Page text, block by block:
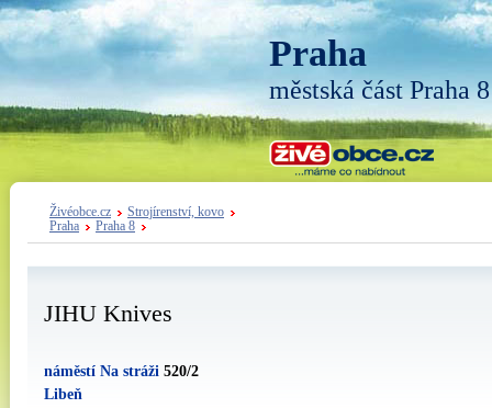
Praha
městská část Praha 8
Živéobce.cz
Strojírenství, kovo
Praha
Praha 8
JIHU Knives
náměstí Na stráži 520/2
Libeň